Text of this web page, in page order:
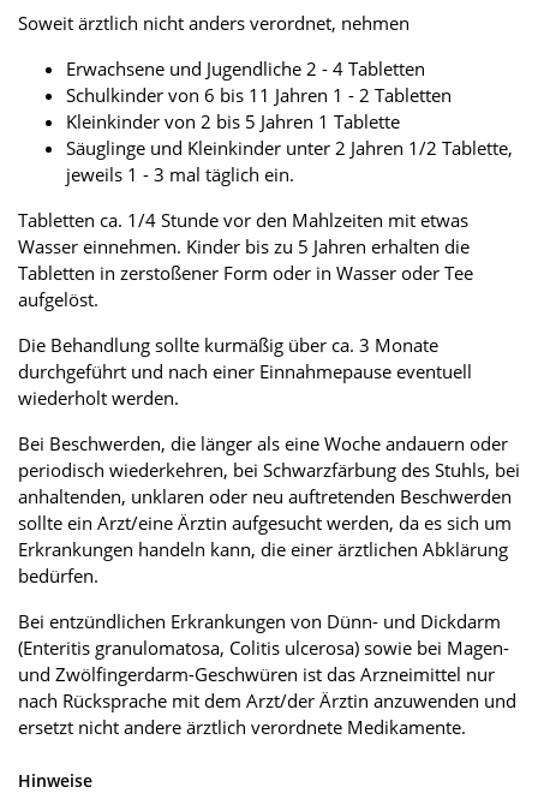
Soweit ärztlich nicht anders verordnet, nehmen
Erwachsene und Jugendliche 2 - 4 Tabletten
Schulkinder von 6 bis 11 Jahren 1 - 2 Tabletten
Kleinkinder von 2 bis 5 Jahren 1 Tablette
Säuglinge und Kleinkinder unter 2 Jahren 1/2 Tablette,
jeweils 1 - 3 mal täglich ein.
Tabletten ca. 1/4 Stunde vor den Mahlzeiten mit etwas
Wasser einnehmen. Kinder bis zu 5 Jahren erhalten die
Tabletten in zerstoßener Form oder in Wasser oder Tee
aufgelöst.
Die Behandlung sollte kurmäßig über ca. 3 Monate
durchgeführt und nach einer Einnahmepause eventuell
wiederholt werden.
Bei Beschwerden, die länger als eine Woche andauern oder
periodisch wiederkehren, bei Schwarzfärbung des Stuhls, bei
anhaltenden, unklaren oder neu auftretenden Beschwerden
sollte ein Arzt/eine Ärztin aufgesucht werden, da es sich um
Erkrankungen handeln kann, die einer ärztlichen Abklärung
bedürfen.
Bei entzündlichen Erkrankungen von Dünn- und Dickdarm
(Enteritis granulomatosa, Colitis ulcerosa) sowie bei Magen-
und Zwölfingerdarm-Geschwüren ist das Arzneimittel nur
nach Rücksprache mit dem Arzt/der Ärztin anzuwenden und
ersetzt nicht andere ärztlich verordnete Medikamente.
Hinweise